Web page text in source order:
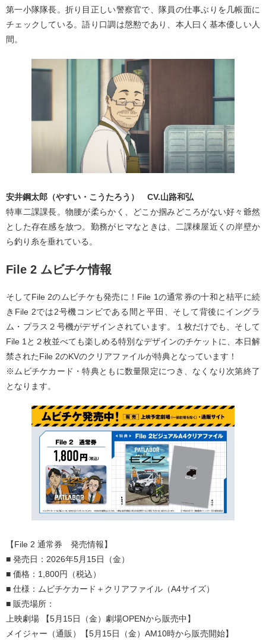
第一小隊隊長。折り目正しい警察官で、隊員の仕事ぶりを几帳面に
チェックしている。語り口調は慇懃であり、本人曰く基本優しい人
間。
安井鋼太郎（やすい・こうたろう） CV.山路和弘
特車二課課長。物腰が柔らかく、どこか掴みどころがない好々爺然
とした存在感を放つ。勤務がヒマなときは、二課棟屋近くの岸壁か
ら釣り糸を垂れている。
File 2 ムビチケ情報
そしてFile 2のムビチケも発売に！File 1の通常券の十和と桔平に続
きFile 2では2号機コンビである間と平田、そして背後にイングラ
ム・プラス２号機がデザインされています。１枚だけでも、そして
File 1と２枚並べても楽しめる特別なデザインのチケットに、本日解
禁されたFile 2のKVのクリアファイルが特典となっています！
※ムビチケカード・特典ともに数量限定につき、なくなり次第終了
となります。
【File 2 通常券 発売情報】
■ 発売日：2026年5月15日（金）
■ 価格：1,800円（税込）
■ 仕様：ムビチケカード＋クリアファイル（A4サイズ）
■ 販売場所：
上映劇場 【5月15日（金）劇場OPENから販売中】
メイジャー（通販）【5月15日（金）AM10時から販売開始】